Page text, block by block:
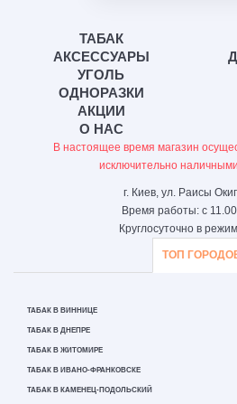
ТАБАК
АКСЕССУАРЫ
УГОЛЬ
ОДНОРАЗКИ
АКЦИИ
О НАС
В настоящее время магазин
исключительно
г. Киев, ул. Раисы
Время работы: с
Круглосуточно в
ТОП
ТАБАК В ВИННИЦЕ
ТАБАК В ДНЕПРЕ
ТАБАК В ЖИТОМИРЕ
ТАБАК В ИВАНО-ФРАНКОВСКЕ
ТАБАК В КАМЕНЕЦ-ПОДОЛЬСКИЙ